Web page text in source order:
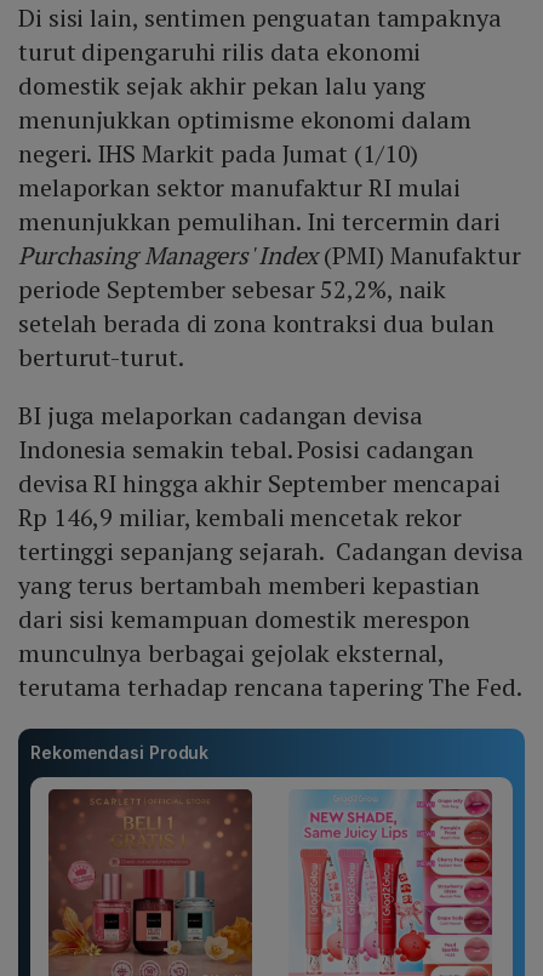
Di sisi lain, sentimen penguatan tampaknya
turut dipengaruhi rilis data ekonomi
domestik sejak akhir pekan lalu yang
menunjukkan optimisme ekonomi dalam
negeri. IHS Markit pada Jumat (1/10)
melaporkan sektor manufaktur RI mulai
menunjukkan pemulihan. Ini tercermin dari
Purchasing Managers' Index(PMI) Manufaktur
periode September sebesar 52,2%, naik
setelah berada di zona kontraksi dua bulan
berturut-turut.
BI juga melaporkan cadangan devisa
Indonesia semakin tebal. Posisi cadangan
devisa RI hingga akhir September mencapai
Rp 146,9 miliar, kembali mencetak rekor
tertinggi sepanjang sejarah. Cadangan devisa
yang terus bertambah memberi kepastian
dari sisi kemampuan domestik merespon
munculnya berbagai gejolak eksternal,
terutama terhadap rencana tapering The Fed.
Rekomendasi Produk